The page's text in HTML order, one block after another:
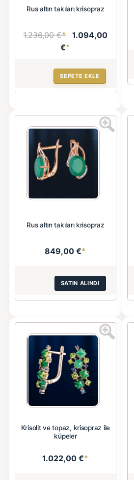
Rus altın takıları krisopraz
1.236,00 €*
1.094,00
€*
SEPETE EKLE
Rus altın takıları krisopraz
849,00 €*
SATIN ALINDI
Krisolit ve topaz, krisopraz ile
küpeler
1.022,00 €*